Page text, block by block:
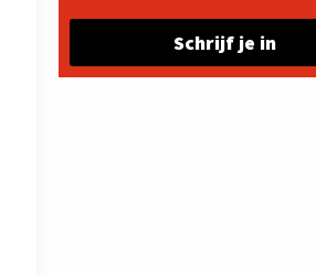
Schrijf je in